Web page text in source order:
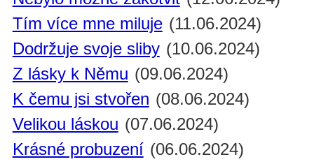
Tím více mne miluje (11.06.2024)
Dodržuje svoje sliby (10.06.2024)
Z lásky k Němu (09.06.2024)
K čemu jsi stvořen (08.06.2024)
Velikou láskou (07.06.2024)
Krásné probuzení (06.06.2024)